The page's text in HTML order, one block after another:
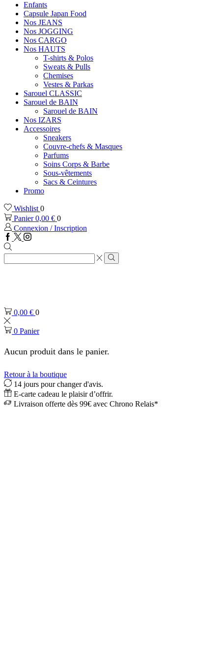
Enfants
Capsule Japan Food
Nos JEANS
Nos JOGGING
Nos CARGO
Nos HAUTS
T-shirts & Polos
Sweats & Pulls
Chemises
Vestes & Parkas
Sarouel CLASSIC
Sarouel de BAIN
Sarouel de BAIN
Nos IZARS
Accessoires
Sneakers
Couvre-chefs & Masques
Parfums
Soins Corps & Barbe
Sous-vêtements
Sacs & Ceintures
Promo
Wishlist 0
Panier0,00 € 0
Connexion / Inscription
Facebook
TwitterInstagram
Zone
de
Rechercher
0,00 € 0
0 Panier
Aucun produit dans le panier.
Retour à la boutique
14 jours pour changer d'avis.
E-carte cadeau le plaisir d’offrir.
Livraison offerte dès 99€ avec Chrono Relais*